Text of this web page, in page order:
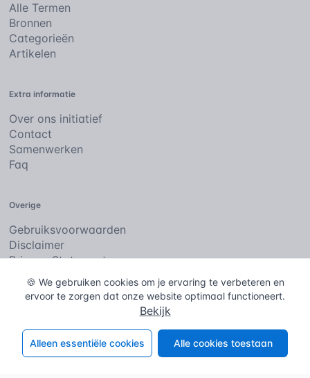
Alle Termen
Bronnen
Categorieën
Artikelen
Extra informatie
Over ons initiatief
Contact
Samenwerken
Faq
Overige
Gebruiksvoorwaarden
Disclaimer
Privacy Statement
Cookies
Copyright © 2026De bouwencyclopedie. Alle rechten
voorbehouden.
🍪 We gebruiken cookies om je ervaring te verbeteren en
ervoor te zorgen dat onze website optimaal functioneert.
Bekijk
Alleen essentiële cookies Alle cookies toestaan